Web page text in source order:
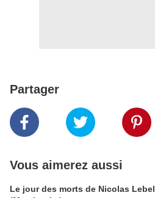
Partager
Vous aimerez aussi
Le jour des morts de Nicolas Lebel